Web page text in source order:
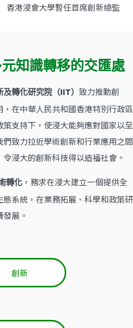
香港浸會大學暫任首席創新總監
知識轉移的交匯處
及轉化研究院（IIT） 致力推動創
在中華人民共和國香港特別行政區
支持下，使浸大能夠應對國家以至
致力拉近學術創新和行業應用之間
浸大的創新科技得以造福社會。
轉化 ，務求在浸大建立一個提供全
系統，在業務拓展、科學和政策研
展。
創新